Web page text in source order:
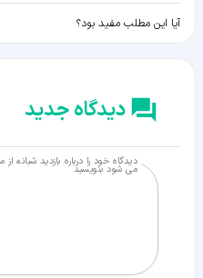
آیا این مطلب مفید بود؟
دیدگاه جدید
دیدگاه خود را درباره بازدید شبانه
می شود بنویسید